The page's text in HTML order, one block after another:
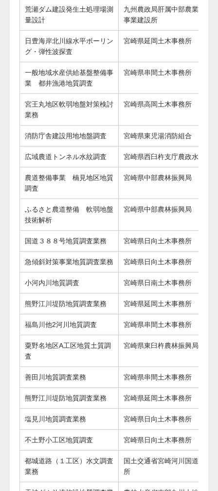
荒瀬ダム建設発生土処理場測
量設計
九州農政局肝属中部農業水利
事業建設所
日豊海岸北川線水平ボーリン
グ・弾性波探査
宮崎県延岡土木事務所
一般地域水産供給基盤整備事
業 都井漁港地質調査
宮崎県串間土木事務所
宮王丸地区軟弱地盤対策検討
業務
宮崎県高岡土木事務所
消防庁舎建設用地地盤調査 宮崎県東児湯消防組合
広域農道トンネル水紋調査 宮崎県西臼杵支庁農政水産課
農道整備事業 楠見地区地質
調査
宮崎県中部農林振興局
ふるさと農道整備 軟弱地盤
技術解析
宮崎県中部農林振興局
国道３８８号地質調査業務 宮崎県日向土木事務所
急傾斜対策事業地質調査業務 宮崎県日向土木事務所
小河内川地質調査 宮崎県日南土木事務所
熊野江川堤防地質調査業務 宮崎県延岡土木事務所
福島川他2河川地質調査 宮崎県串間土木事務所
粟野名地区A工区地質土質調
査
宮崎県東臼杵農林振興局
善田川地質調査業務 宮崎県串間土木事務所
熊野江川堤防地質調査業務 宮崎県延岡土木事務所
塩見川地質調査業務 宮崎県日向土木事務所
不土野小工区地質調査 宮崎県日向土木事務所
都城道路（１工区）水文調査
業務
国土交通省宮崎河川国道事務
所